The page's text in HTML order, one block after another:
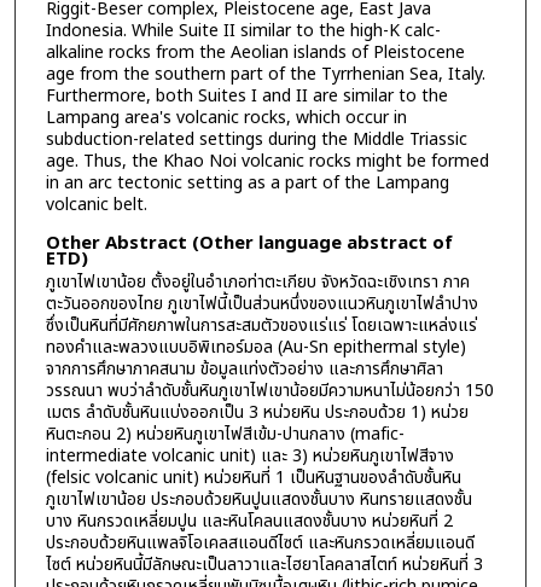
Riggit-Beser complex, Pleistocene age, East Java
Indonesia. While Suite II similar to the high-K calc-
alkaline rocks from the Aeolian islands of Pleistocene
age from the southern part of the Tyrrhenian Sea, Italy.
Furthermore, both Suites I and II are similar to the
Lampang area's volcanic rocks, which occur in
subduction-related settings during the Middle Triassic
age. Thus, the Khao Noi volcanic rocks might be formed
in an arc tectonic setting as a part of the Lampang
volcanic belt.
Other Abstract (Other language abstract of
ETD)
ภูเขาไฟเขาน้อย ตั้งอยู่ในอำเภอท่าตะเกียบ จังหวัดฉะเชิงเทรา ภาค
ตะวันออกของไทย ภูเขาไฟนี้เป็นส่วนหนึ่งของแนวหินภูเขาไฟลำปาง
ซึ่งเป็นหินที่มีศักยภาพในการสะสมตัวของแร่แร่ โดยเฉพาะแหล่งแร่
ทองคำและพลวงแบบอิพิเทอร์มอล (Au-Sn epithermal style)
จากการศึกษาภาคสนาม ข้อมูลแท่งตัวอย่าง และการศึกษาศิลา
วรรณนา พบว่าลำดับชั้นหินภูเขาไฟเขาน้อยมีความหนาไม่น้อยกว่า 150
เมตร ลำดับชั้นหินแบ่งออกเป็น 3 หน่วยหิน ประกอบด้วย 1) หน่วย
หินตะกอน 2) หน่วยหินภูเขาไฟสีเข้ม-ปานกลาง (mafic-
intermediate volcanic unit) และ 3) หน่วยหินภูเขาไฟสีจาง
(felsic volcanic unit) หน่วยหินที่ 1 เป็นหินฐานของลำดับชั้นหิน
ภูเขาไฟเขาน้อย ประกอบด้วยหินปูนแสดงชั้นบาง หินทรายแสดงชั้น
บาง หินกรวดเหลี่ยมปูน และหินโคลนแสดงชั้นบาง หน่วยหินที่ 2
ประกอบด้วยหินแพลจิโอเคลสแอนดีไซต์ และหินกรวดเหลี่ยมแอนดี
ไซต์ หน่วยหินนี้มีลักษณะเป็นลาวาและไฮยาโลคลาสไตท์ หน่วยหินที่ 3